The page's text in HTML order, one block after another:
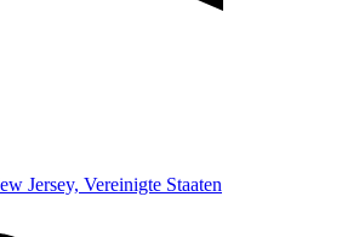
Jersey, Vereinigte Staaten